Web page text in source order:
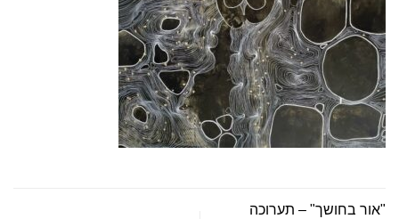
"אור בחושך" – תערוכה